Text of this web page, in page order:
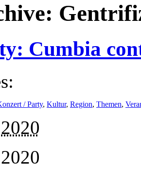
Cumbia
/ Party, Kultur, Region, Themen,